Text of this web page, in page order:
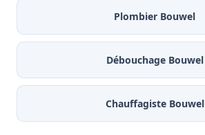
Plombier Bouwel
Débouchage Bouwel
Chauffagiste Bouwel